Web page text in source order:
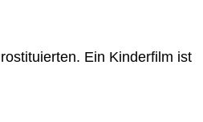
Ein Kinderfilm ist